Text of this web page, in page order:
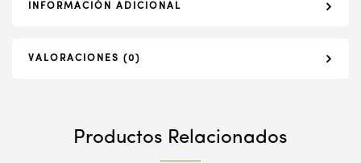
INFORMACIÓN ADICIONAL
VALORACIONES (0)
Productos Relacionados